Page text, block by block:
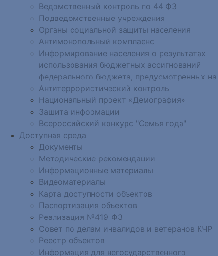
Ведомственный контроль по 44 ФЗ
Подведомственные учреждения
Органы социальной защиты населения
Антимонопольный комплаенс
Информирование населения о результатах
использования бюджетных ассигнований
федерального бюджета, предусмотренных на
Антитеррористический контроль
Национальный проект «Демография»
Защита информации
Всероссийский конкурс "Семья года"
Доступная среда
Документы
Методические рекомендации
Информационные материалы
Видеоматериалы
Карта доступности объектов
Паспортизация объектов
Реализация №419-ФЗ
Совет по делам инвалидов и ветеранов КЧР
Реестр объектов
Информация для негосударственного